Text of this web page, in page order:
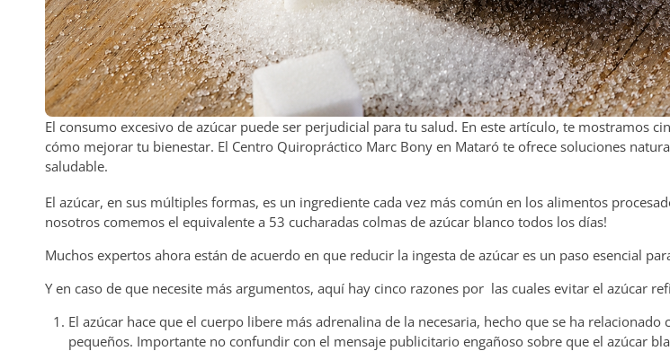
El consumo excesivo de azúcar puede ser perjudicial para tu salud. En este artículo, te mostramos
cómo mejorar tu bienestar. El Centro Quiropráctico Marc Bony en Mataró te ofrece soluciones
saludable.
El azúcar, en sus múltiples formas, es un ingrediente cada vez más común en los alimentos
nosotros comemos el equivalente a 53 cucharadas colmas de azúcar blanco todos los días!
Muchos expertos ahora están de acuerdo en que reducir la ingesta de azúcar es un paso esencial
Y en caso de que necesite más argumentos, aquí hay cinco razones por las cuales evitar el azúcar
El azúcar hace que el cuerpo libere más adrenalina de la necesaria, hecho que se ha
pequeños. Importante no confundir con el mensaje publicitario engañoso sobre que el azúcar